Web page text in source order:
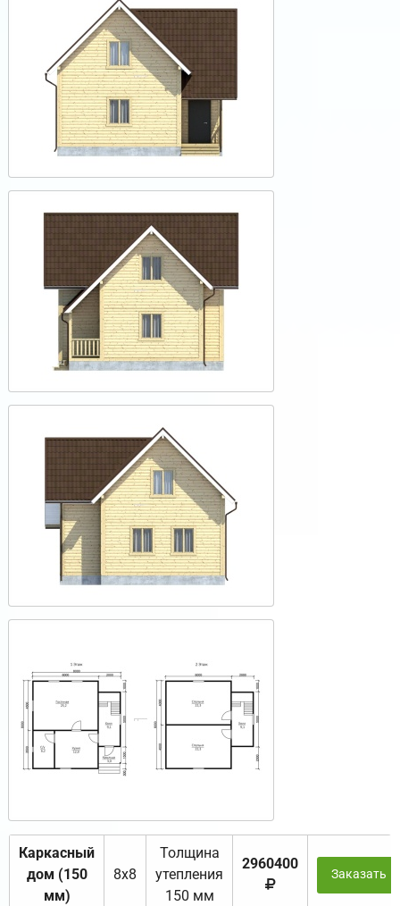
Каркасный
дом (150
мм)
8х8
Толщина
утепления
150 мм
2960400
Заказать